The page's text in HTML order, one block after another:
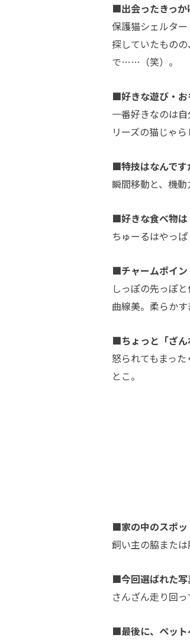
■出会ったきっか
保護猫シェルタ
探していたもの
で……（笑）。
■好きな遊び・お
一番好きなのは
リーズの猫じゃ
■特技はなんです
瞬間移動と、機
■好きな食べ物は
ちゅーるはやっ
■チャームポイン
しっぽの先っぽ
曲線美。柔らかす
■ちょっと「ざん
怒られてもまっ
とこ。
■家の中のスポッ
飼い主の脇また
■今回選ばれた写
さんざん走り回
■最後に、ペット